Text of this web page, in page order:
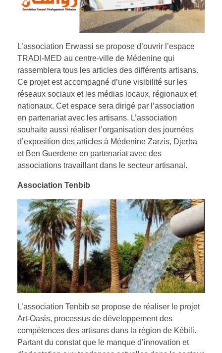
L’association Erwassi se propose d’ouvrir l’espace
TRADI-MED au centre-ville de Médenine qui
rassemblera tous les articles des différents artisans.
Ce projet est accompagné d’une visibilité sur les
réseaux sociaux et les médias locaux, régionaux et
nationaux. Cet espace sera dirigé par l’association
en partenariat avec les artisans. L’association
souhaite aussi réaliser l’organisation des journées
d’exposition des articles à Médenine Zarzis, Djerba
et Ben Guerdene en partenariat avec des
associations travaillant dans le secteur artisanal.
Association Tenbib
L’association Tenbib se propose de réaliser le projet
Art-Oasis, processus de développement des
compétences des artisans dans la région de Kébili.
Partant du constat que le manque d’innovation et